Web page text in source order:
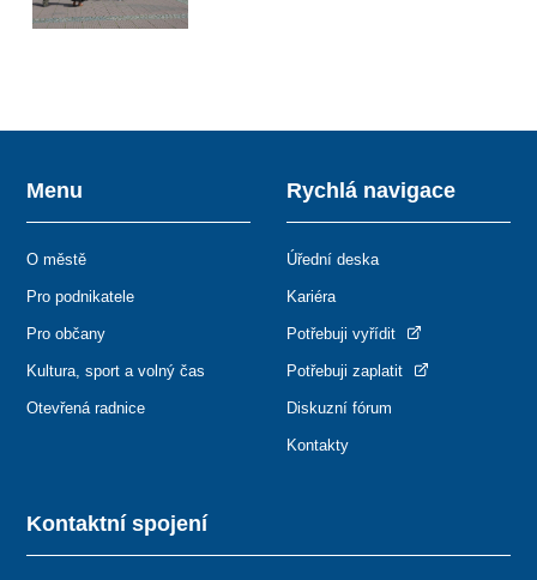
Kontaktní spojení
Menu
O městě
Pro podnikatele
Pro občany
Kultura, sport a volný čas
Otevřená radnice
Rychlá navigace
Úřední deska
Kariéra
Potřebuji vyřídit
Potřebuji zaplatit
Diskuzní fórum
Kontakty